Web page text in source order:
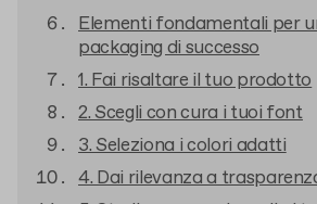
Elementi fondamentali per
packaging di successo
1. Fai risaltare il tuo prodotto
2. Scegli con cura i tuoi font
3. Seleziona i colori adatti
4. Dai rilevanza a